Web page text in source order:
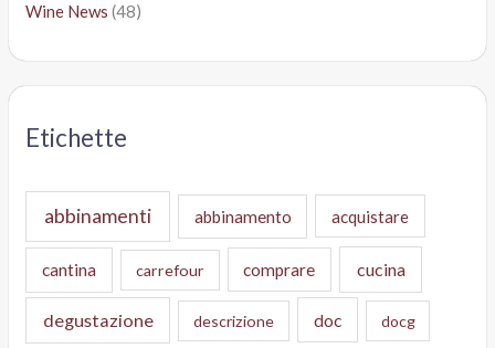
Wine News (48)
Etichette
abbinamenti abbinamento acquistare
cantina carrefour comprare cucina
degustazione descrizione doc docg